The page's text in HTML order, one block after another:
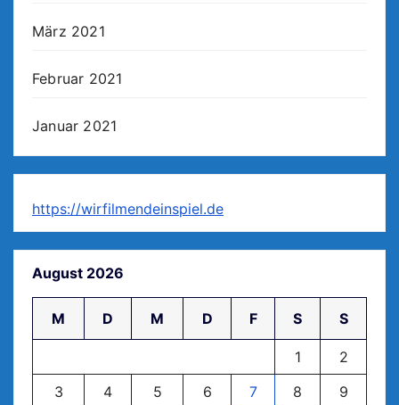
März 2021
Februar 2021
Januar 2021
https://wirfilmendeinspiel.de
August 2026
M D M D F S S
1
2
3
4 5 6 7 8
9